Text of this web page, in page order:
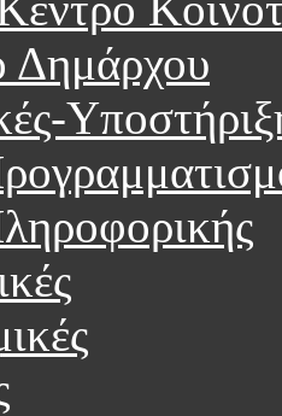
Δημάρχου